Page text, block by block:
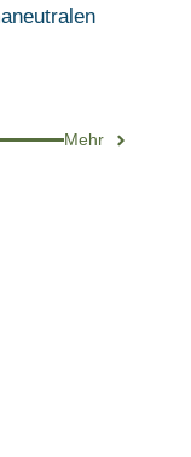
Mehr